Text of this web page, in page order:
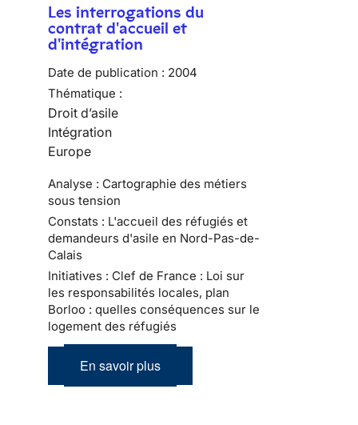
Les interrogations du
contrat d'accueil et
d'intégration
Date de publication : 2004
Thématique :
Droit d’asile
Intégration
Europe
Analyse : Cartographie des métiers
sous tension
Constats : L'accueil des réfugiés et
demandeurs d'asile en Nord-Pas-de-
Calais
Initiatives : Clef de France : Loi sur
les responsabilités locales, plan
Borloo : quelles conséquences sur le
logement des réfugiés
En savoir plus